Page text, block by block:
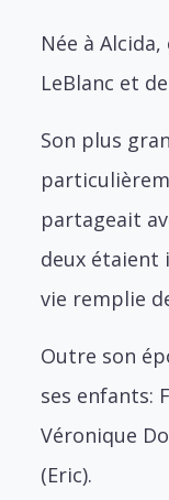
Née à
LeBlanc et
Son plus
partageait
deux étaient
vie remplie
Outre son
ses enfants:
Véronique
(Eric).